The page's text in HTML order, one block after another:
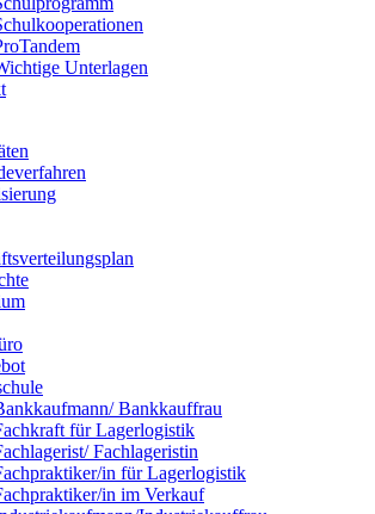
Unterlagen
Bankkauffrau
für Lagerlogistik
Fachlageristin
in für Lagerlogistik
in im Verkauf